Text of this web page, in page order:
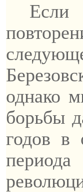
однако
борьбы
годов в